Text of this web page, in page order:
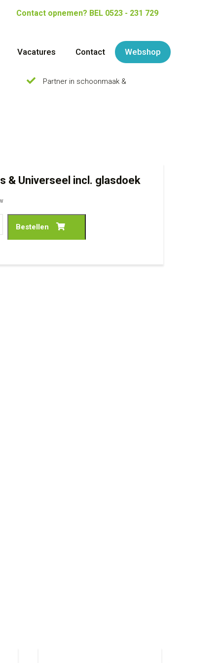
Contact opnemen? BEL 0523 - 231 729
Vacatures Contact Webshop
Partner in schoonmaak &
& Universeel incl. glasdoek
Bestellen